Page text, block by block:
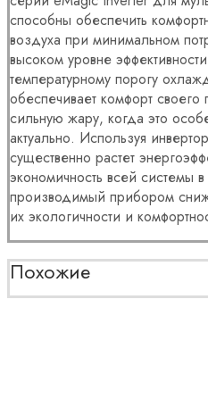
способны обеспечить
воздуха при минимальном
высоком уровне
температурному порогу
обеспечивает комфорт
сильную жару, когда это
актуально. Используя
существенно растет
экономичность всей
производимый прибором
их экологичности и
Похожие